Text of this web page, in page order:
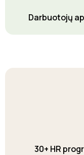
Darbuotojų
30+ HR